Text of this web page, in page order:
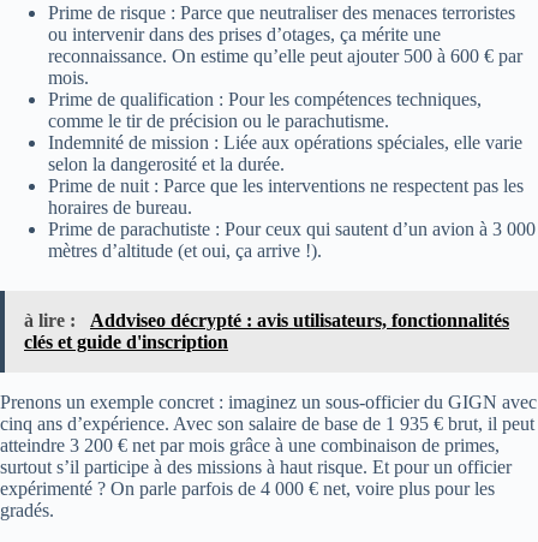
Prime de risque : Parce que neutraliser des menaces terroristes
ou intervenir dans des prises d’otages, ça mérite une
reconnaissance. On estime qu’elle peut ajouter 500 à 600 € par
mois.
Prime de qualification : Pour les compétences techniques,
comme le tir de précision ou le parachutisme.
Indemnité de mission : Liée aux opérations spéciales, elle varie
selon la dangerosité et la durée.
Prime de nuit : Parce que les interventions ne respectent pas les
horaires de bureau.
Prime de parachutiste : Pour ceux qui sautent d’un avion à 3 000
mètres d’altitude (et oui, ça arrive !).
à lire :
Addviseo décrypté : avis utilisateurs, fonctionnalités
clés et guide d'inscription
Prenons un exemple concret : imaginez un sous-officier du GIGN avec
cinq ans d’expérience. Avec son salaire de base de 1 935 € brut, il peut
atteindre 3 200 € net par mois grâce à une combinaison de primes,
surtout s’il participe à des missions à haut risque. Et pour un officier
expérimenté ? On parle parfois de 4 000 € net, voire plus pour les
gradés.